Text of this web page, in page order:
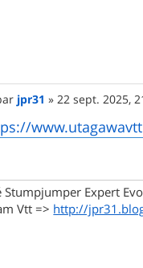
jpr31 »22 sept. 2025,
Stumpjumper Expert
Vtt => http://